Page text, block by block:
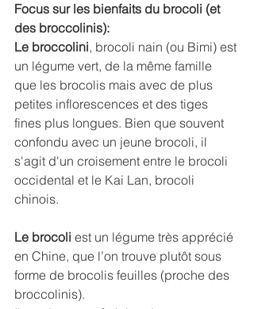
Focus sur les bienfaits du brocoli (et
des broccolinis):
Le broccolini, brocoli nain (ou Bimi) est
un légume vert, de la même famille
que les brocolis mais avec de plus
petites inflorescences et des tiges
fines plus longues. Bien que souvent
confondu avec un jeune brocoli, il
s'agit d'un croisement entre le brocoli
occidental et le Kai Lan, brocoli
chinois.
Le brocoli est un légume très apprécié
en Chine, que l’on trouve plutôt sous
forme de brocolis feuilles (proche des
broccolinis).